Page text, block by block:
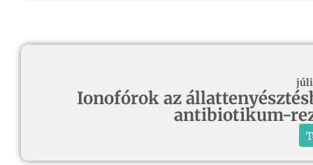
Ionofórok az
antibiotikum-